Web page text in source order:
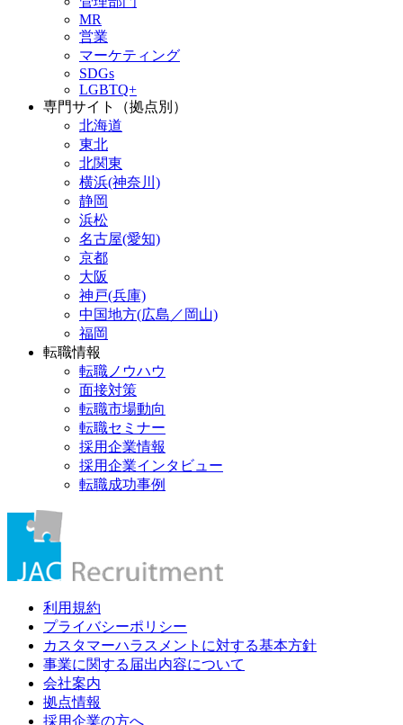
MR
営業
マーケティング
SDGs
LGBTQ+
専門サイト（拠点別）
北海道
東北
北関東
横浜(神奈川)
静岡
浜松
名古屋(愛知)
京都
大阪
神戸(兵庫)
中国地方(広島／岡山)
福岡
転職情報
転職ノウハウ
面接対策
転職市場動向
転職セミナー
採用企業情報
採用企業インタビュー
転職成功事例
利用規約
プライバシーポリシー
カスタマーハラスメントに対する基本方針
事業に関する届出内容について
会社案内
拠点情報
採用企業の方へ